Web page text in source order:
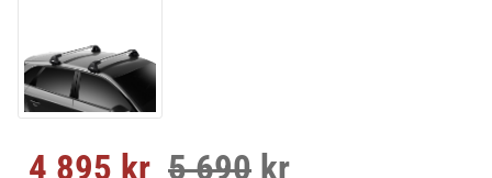
Nedsatt pris:
4 895 kr Ordinarie pris:
5 690 kr